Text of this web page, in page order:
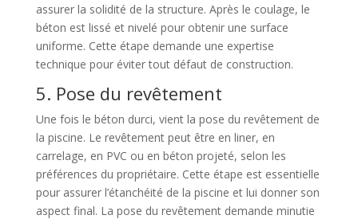
assurer la solidité de la structure. Après le coulage, le
béton est lissé et nivelé pour obtenir une surface
uniforme. Cette étape demande une expertise
technique pour éviter tout défaut de construction.
5. Pose du revêtement
Une fois le béton durci, vient la pose du revêtement de
la piscine. Le revêtement peut être en liner, en
carrelage, en PVC ou en béton projeté, selon les
préférences du propriétaire. Cette étape est essentielle
pour assurer l’étanchéité de la piscine et lui donner son
aspect final. La pose du revêtement demande minutie